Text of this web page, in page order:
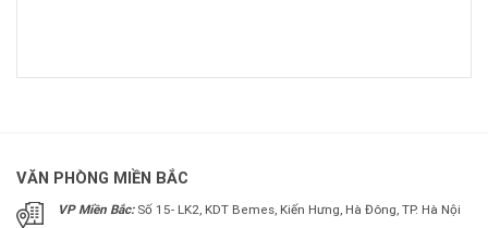
VĂN PHÒNG MIỀN BẮC
VP Miền Bắc:Số 15- LK2, KDT Bemes, Kiến Hưng, Hà Đông, TP. Hà Nội